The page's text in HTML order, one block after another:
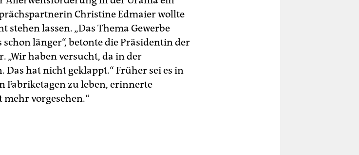
Christine Edmaier wollte
stehen lassen. „Das Thema Gewerbe
länger“, betonte die Präsidentin der
haben versucht, da in der
Das hat nicht geklappt.“ Früher sei es in
Fabriketagen zu leben, erinnerte
mehr vorgesehen.“